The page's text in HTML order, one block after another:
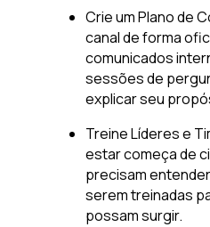
Crie um Plano de
canal de forma
comunicados
sessões de
explicar seu
Treine Líderes e
estar começa de
precisam
serem treinadas
possam surgir.